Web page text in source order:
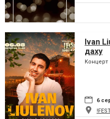
Ivan
даху
Концерт
6